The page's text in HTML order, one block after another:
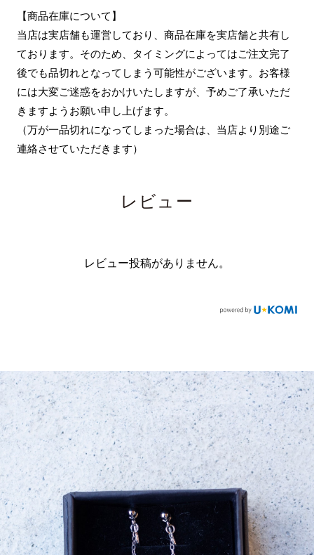
【商品在庫について】
当店は実店舗も運営しており、商品在庫を実店舗と共有し
ております。そのため、タイミングによってはご注文完了
後でも品切れとなってしまう可能性がございます。お客様
には大変ご迷惑をおかけいたしますが、予めご了承いただ
きますようお願い申し上げます。
（万が一品切れになってしまった場合は、当店より別途ご
連絡させていただきます）
レビュー
レビュー投稿がありません。